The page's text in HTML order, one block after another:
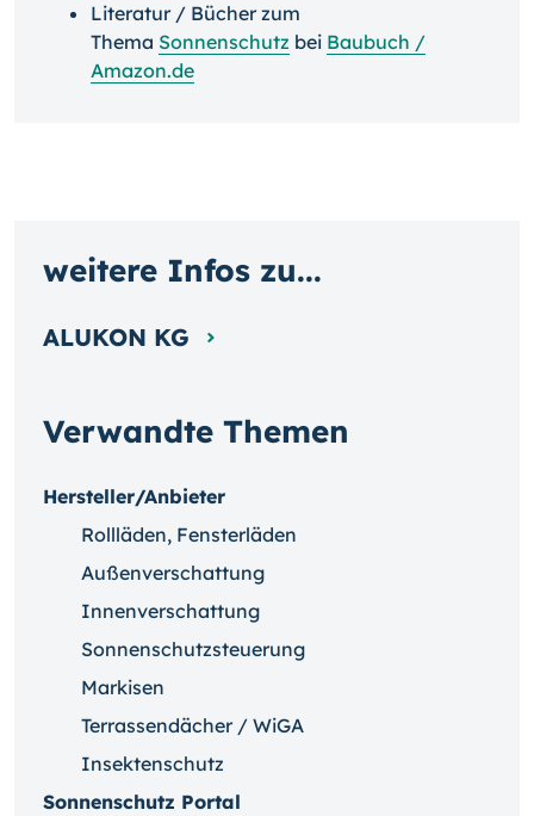
Literatur / Bücher zum
Thema Sonnenschutz bei Baubuch /
Amazon.de
Verwandte Themen
Hersteller/Anbieter
Rollläden, Fensterläden
Außenverschattung
Innenverschattung
Sonnenschutzsteuerung
Markisen
Terrassendächer / WiGA
Insektenschutz
Sonnenschutz Portal
weitere Infos zu...
ALUKON KG